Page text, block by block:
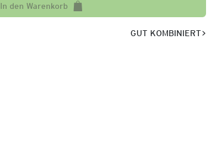
In den Warenkorb
GUT KOMBINIERT